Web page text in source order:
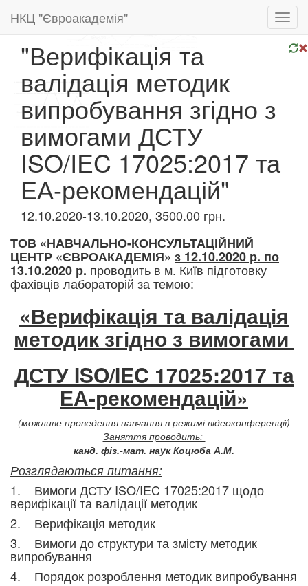
НКЦ "Євроакадемія"
"Верифікація та
валідація методик
випробування згідно з
вимогами ДСТУ
ISO/IEC 17025:2017 та
ЕА-рекомендацій"
12.10.2020-13.10.2020, 3500.00 грн.
ТОВ «НАВЧАЛЬНО-КОНСУЛЬТАЦІЙНИЙ
ЦЕНТР «ЄВРОАКАДЕМІЯ» з 12.10.2020 р. по
13.10.2020 р. проводить в м. Київ підготовку
фахівців лабораторій за темою:
«Верифікація та валідація
методик згідно з вимогами
ДСТУ ISO/IEC 17025:2017 та
ЕА-рекомендацій»
(можливе проведення навчання в режимі відеоконференції)
Заняття проводить:
канд. фіз.-мат. наук Коцюба А.М.
Розглядаються питання:
1. Вимоги ДСТУ ISO/IEC 17025:2017 щодо
верифікації та валідації методик
2. Верифікація методик
3. Вимоги до структури та змісту методик
випробування
4. Порядок розроблення методик випробування